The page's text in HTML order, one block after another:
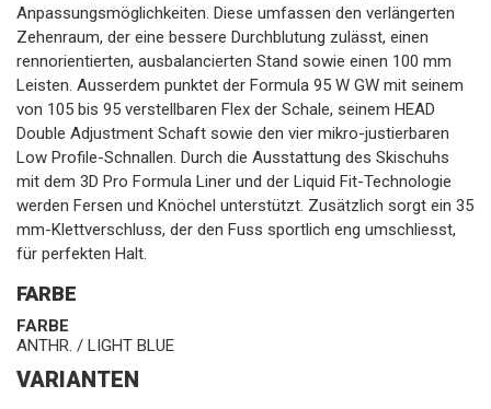
Anpassungsmöglichkeiten. Diese umfassen den verlängerten
Zehenraum, der eine bessere Durchblutung zulässt, einen
rennorientierten, ausbalancierten Stand sowie einen 100 mm
Leisten. Ausserdem punktet der Formula 95 W GW mit seinem
von 105 bis 95 verstellbaren Flex der Schale, seinem HEAD
Double Adjustment Schaft sowie den vier mikro-justierbaren
Low Profile-Schnallen. Durch die Ausstattung des Skischuhs
mit dem 3D Pro Formula Liner und der Liquid Fit-Technologie
werden Fersen und Knöchel unterstützt. Zusätzlich sorgt ein 35
mm-Klettverschluss, der den Fuss sportlich eng umschliesst,
für perfekten Halt.
FARBE
FARBE
ANTHR. / LIGHT BLUE
VARIANTEN